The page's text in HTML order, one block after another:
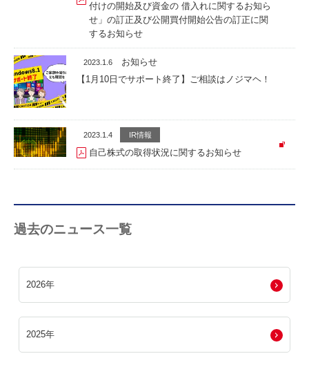
付けの開始及び資金の 借入れに関するお知ら
せ」の訂正及び公開買付開始公告の訂正に関
するお知らせ
2023.1.6
お知らせ
【1月10日でサポート終了】ご相談はノジマヘ！
2023.1.4 IR情報
自己株式の取得状況に関するお知らせ
過去のニュース一覧
2026年
2025年